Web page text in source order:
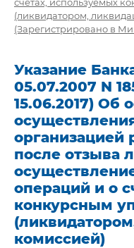
(ликвидатором,
(Зарегистрировано в
Указание
05.07.2007 N
15.06.2017) Об
организацией
после отзыва
операций и о
конкурсным
комиссией)